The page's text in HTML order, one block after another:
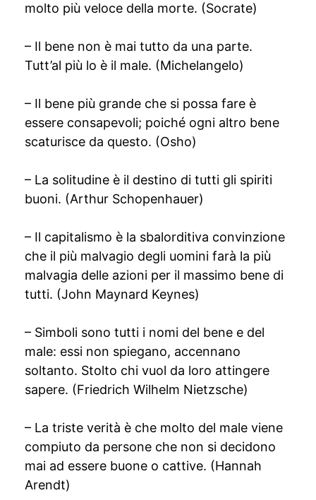
molto più veloce della morte. (Socrate)
– Il bene non è mai tutto da una parte.
Tutt’al più lo è il male. (Michelangelo)
– Il bene più grande che si possa fare è
essere consapevoli; poiché ogni altro bene
scaturisce da questo. (Osho)
– La solitudine è il destino di tutti gli spiriti
buoni. (Arthur Schopenhauer)
– Il capitalismo è la sbalorditiva convinzione
che il più malvagio degli uomini farà la più
malvagia delle azioni per il massimo bene di
tutti. (John Maynard Keynes)
– Simboli sono tutti i nomi del bene e del
male: essi non spiegano, accennano
soltanto. Stolto chi vuol da loro attingere
sapere. (Friedrich Wilhelm Nietzsche)
– La triste verità è che molto del male viene
compiuto da persone che non si decidono
mai ad essere buone o cattive. (Hannah
Arendt)